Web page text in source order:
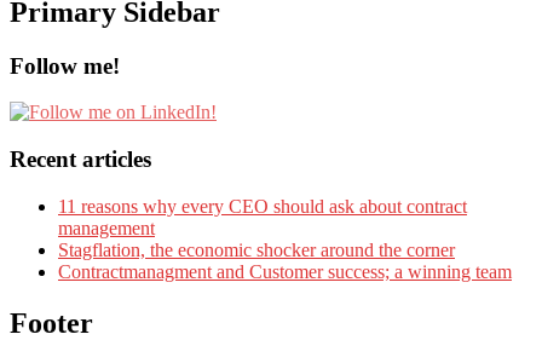
Primary Sidebar
Follow me!
Recent articles
11 reasons why every CEO should ask about contract
management
Stagflation, the economic shocker around the corner
Contractmanagment and Customer success; a winning team
Footer